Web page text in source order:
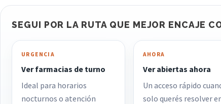
SEGUI POR LA RUTA QUE MEJOR ENCAJE
URGENCIA
Ver farmacias de turno
Ideal para horarios
nocturnos o atención
AHORA
Ver abiertas ahora
Un acceso rápido
solo querés resolver